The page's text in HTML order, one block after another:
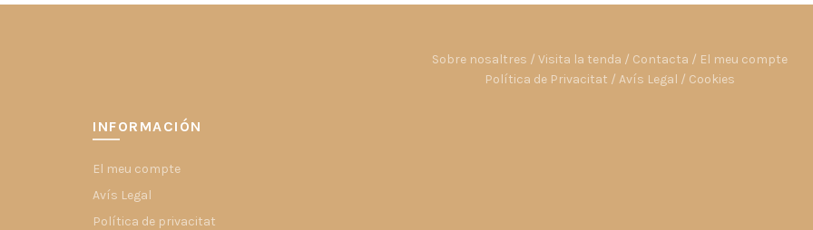
Sobre nosaltres / Visita la tenda / Contacta / El meu compte
Política de Privacitat / Avís Legal / Cookies
INFORMACIÓN
El meu compte
Avís Legal
Política de privacitat